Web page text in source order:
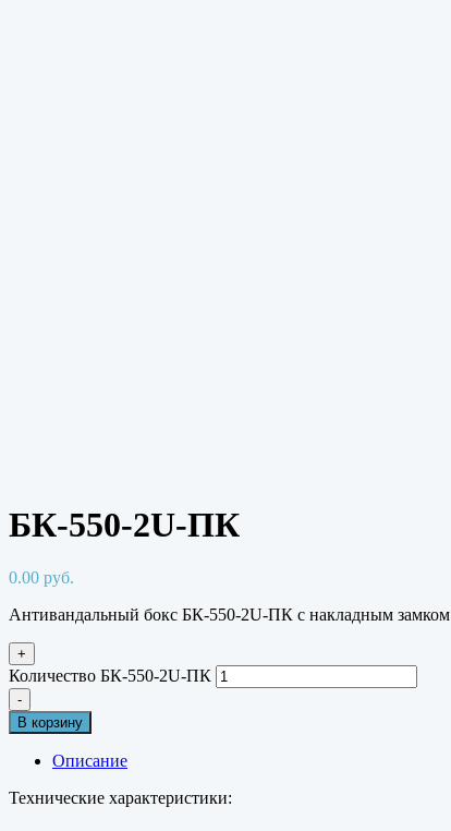
БК-550-2U-ПК
0.00 руб.
Антивандальный бокс БК-550-2U-ПК с накладным замком
+
Количество БК-550-2U-ПК
-
В корзину
Описание
Технические характеристики: